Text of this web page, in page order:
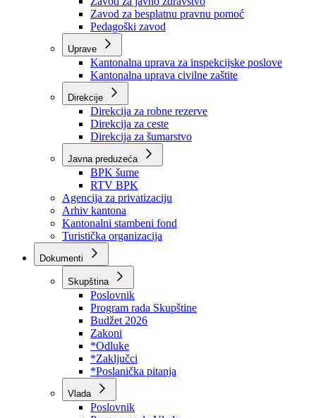
Zavodi
Zavod zdravstvenog osiguranja
Zavod za javno zdravstvo
Zavod za besplatnu pravnu pomoć
Pedagoški zavod
Kantonalna uprava za inspekcijske poslove
Kantonalna uprava civilne zaštite
Direkcije
Direkcija za robne rezerve
Direkcija za ceste
Direkcija za šumarstvo
Javna preduzeća
BPK šume
RTV BPK
Agencija za privatizaciju
Arhiv kantona
Kantonalni stambeni fond
Turistička organizacija
Dokumenti
Skupština
Poslovnik
Program rada Skupštine
Budžet 2026
Zakoni
*Odluke
*Zaključci
*Poslanička pitanja